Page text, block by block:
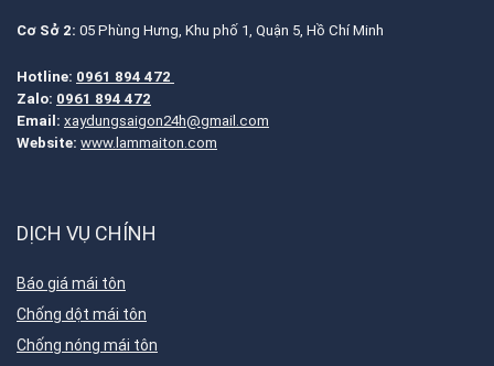
Cơ Sở 2: 05 Phùng Hưng, Khu phố 1, Quận 5, Hồ Chí Minh
Hotline: 0961 894 472
Zalo: 0961 894 472
Email: xaydungsaigon24h@gmail.com
Website: www.lammaiton.com
DỊCH VỤ CHÍNH
Báo giá mái tôn
Chống dột mái tôn
Chống nóng mái tôn